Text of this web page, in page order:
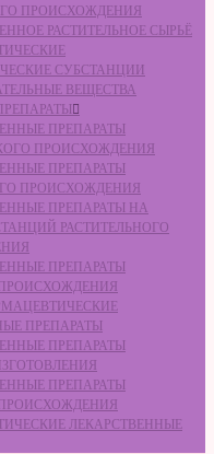
ПРОИСХОЖДЕНИЯ
РАСТИТЕЛЬНОЕ СЫРЬЁ
СУБСТАНЦИИ
ВЕЩЕСТВА
ПРЕПАРАТЫ
ПРОИСХОЖДЕНИЯ
ПРЕПАРАТЫ
ПРОИСХОЖДЕНИЯ
ПРЕПАРАТЫ НА
РАСТИТЕЛЬНОГО
ПРЕПАРАТЫ
ПРЕПАРАТЫ
ПРЕПАРАТЫ
ПРЕПАРАТЫ
ЛЕКАРСТВЕННЫЕ